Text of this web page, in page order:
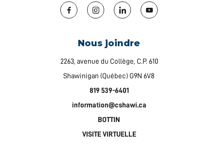
Facebook Instagram LinkedIn YouTube
Nous joindre
2263, avenue du Collège, C.P. 610
Shawinigan (Québec) G9N 6V8
819 539-6401
information@cshawi.ca
BOTTIN
VISITE VIRTUELLE